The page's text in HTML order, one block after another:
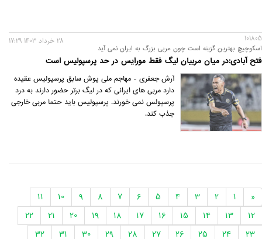
101805
اسکوچیچ بهترین گزینه است چون مربی بزرگ به ایران نمی آید
فتح آبادی:در میان مربیان لیگ فقط مورایس در حد پرسپولیس است
28 خرداد 1403 17:29
آرش جعفری - مهاجم ملی پوش سابق پرسپولیس عقیده
دارد مربی های ایرانی که در لیگ برتر حضور دارند به درد
پرسپولس نمی خورند. پرسپولیس باید حتما مربی خارجی
جذب کند.
«
1
2
3
4
5
6
7
8
9
10
11
12
13
14
15
16
17
18
19
20
21
22
23
24
25
26
27
28
29
30
31
32